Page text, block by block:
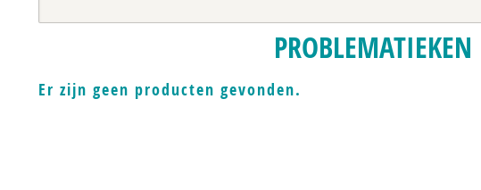
PROBLEMATIEKEN
Er zijn geen producten gevonden.